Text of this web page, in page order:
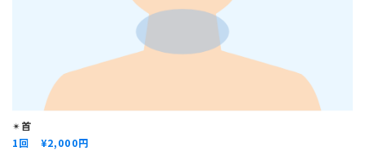
✴︎首
1回 ¥2,000円